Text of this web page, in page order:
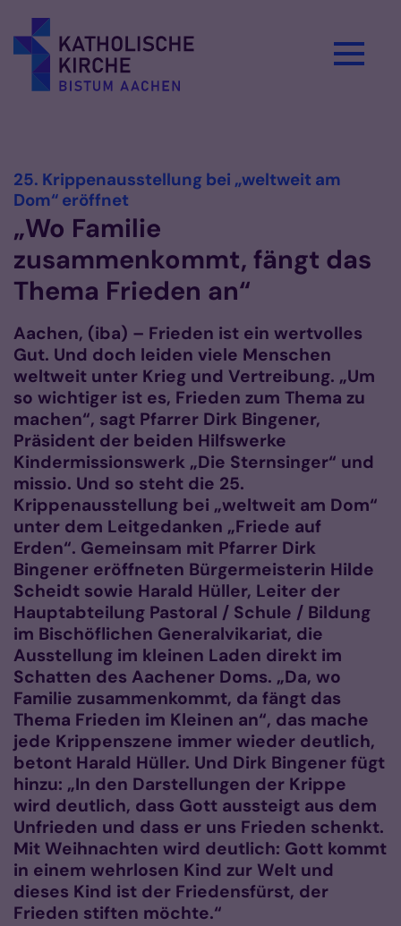
25. Krippenausstellung bei „weltweit am
Dom“ eröffnet
„Wo Familie
zusammenkommt, fängt das
Thema Frieden an“
Aachen, (iba) – Frieden ist ein wertvolles
Gut. Und doch leiden viele Menschen
weltweit unter Krieg und Vertreibung. „Um
so wichtiger ist es, Frieden zum Thema zu
machen“, sagt Pfarrer Dirk Bingener,
Präsident der beiden Hilfswerke
Kindermissionswerk „Die Sternsinger“ und
missio. Und so steht die 25.
Krippenausstellung bei „weltweit am Dom“
unter dem Leitgedanken „Friede auf
Erden“. Gemeinsam mit Pfarrer Dirk
Bingener eröffneten Bürgermeisterin Hilde
Scheidt sowie Harald Hüller, Leiter der
Hauptabteilung Pastoral / Schule / Bildung
im Bischöflichen Generalvikariat, die
Ausstellung im kleinen Laden direkt im
Schatten des Aachener Doms. „Da, wo
Familie zusammenkommt, da fängt das
Thema Frieden im Kleinen an“, das mache
jede Krippenszene immer wieder deutlich,
betont Harald Hüller. Und Dirk Bingener fügt
hinzu: „In den Darstellungen der Krippe
wird deutlich, dass Gott aussteigt aus dem
Unfrieden und dass er uns Frieden schenkt.
Mit Weihnachten wird deutlich: Gott kommt
in einem wehrlosen Kind zur Welt und
dieses Kind ist der Friedensfürst, der
Frieden stiften möchte.“